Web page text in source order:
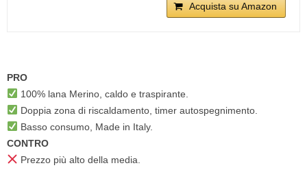
Acquista su Amazon
PRO
100% lana Merino, caldo e traspirante.
Doppia zona di riscaldamento, timer autospegnimento.
Basso consumo, Made in Italy.
CONTRO
Prezzo più alto della media.